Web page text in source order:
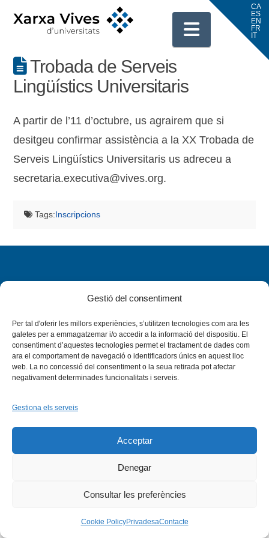
Gestió del consentiment
Per tal d'oferir les millors experiències, s’utilitzen tecnologies com ara les
galetes per a emmagatzemar i/o accedir a la informació del dispositiu. El
consentiment d’aquestes tecnologies permet el tractament de dades com
ara el comportament de navegació o identificadors únics en aquest lloc
web. La no concessió del consentiment o la seua retirada pot afectar
negativament determinades funcionalitats i serveis.
Gestiona els serveis
Acceptar
Denegar
Consultar les preferències
Cookie PolicyPrivadesaContacte
Trobada de Serveis
Lingüístics Universitaris
A partir de l’11 d’octubre, us agrairem que si
desitgeu confirmar assistència a la XX Trobada de
Serveis Lingüístics Universitaris us adreceu a
secretaria.executiva@vives.org.
Tags:Inscripcions
Facebook
X BlueskyTiktok LinkedIn
Instagram
Flickr
INICI QUI SOM
PROGRAMES
DESENVOLUPAMENT SOSTENIBLE
TRANSPARÈNCIA
Copyright © 2026 -